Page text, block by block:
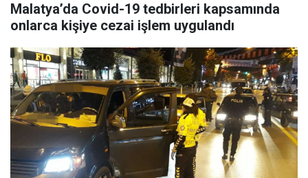
Malatya’da Covid-19 tedbirleri kapsamında
onlarca kişiye cezai işlem uygulandı